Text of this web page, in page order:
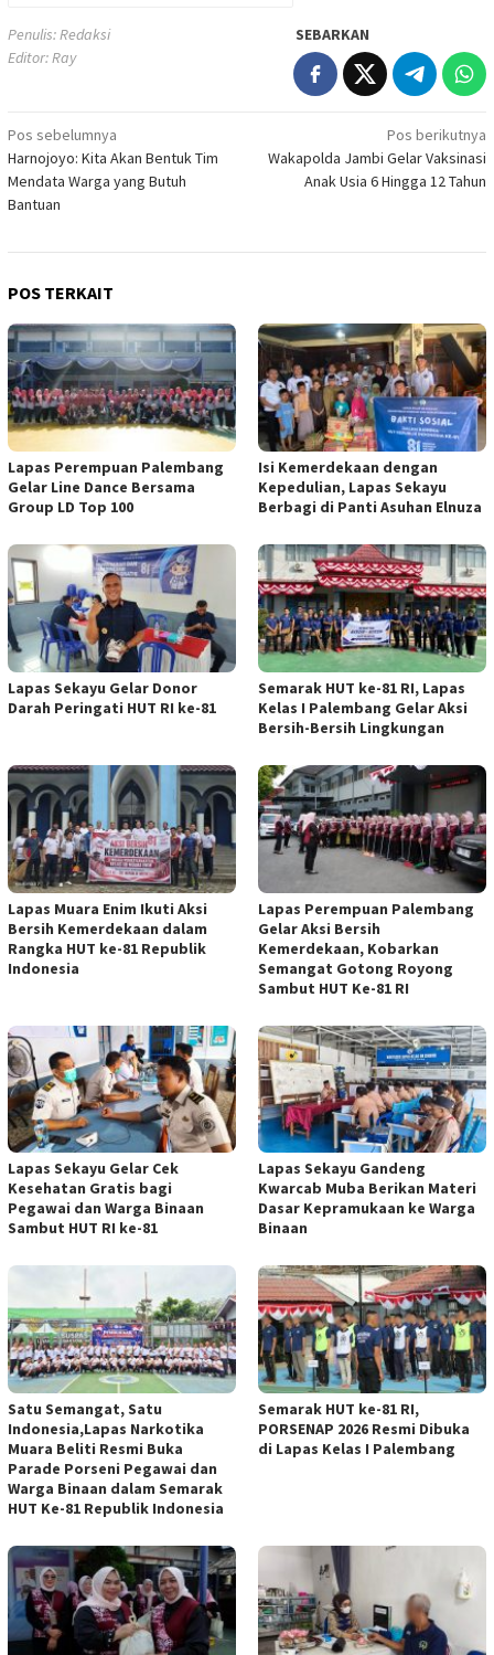
Penulis: Redaksi
Editor: Ray
SEBARKAN
Navigasi
pos
Pos sebelumnya
Harnojoyo: Kita Akan Bentuk Tim
Mendata Warga yang Butuh
Bantuan
Pos berikutnya
Wakapolda Jambi Gelar Vaksinasi
Anak Usia 6 Hingga 12 Tahun
POS TERKAIT
Lapas Perempuan Palembang
Gelar Line Dance Bersama
Group LD Top 100
Isi Kemerdekaan dengan
Kepedulian, Lapas Sekayu
Berbagi di Panti Asuhan Elnuza
Lapas Sekayu Gelar Donor
Darah Peringati HUT RI ke-81
Semarak HUT ke-81 RI, Lapas
Kelas I Palembang Gelar Aksi
Bersih-Bersih Lingkungan
Lapas Muara Enim Ikuti Aksi
Bersih Kemerdekaan dalam
Rangka HUT ke-81 Republik
Indonesia
Lapas Perempuan Palembang
Gelar Aksi Bersih
Kemerdekaan, Kobarkan
Semangat Gotong Royong
Sambut HUT Ke-81 RI
Lapas Sekayu Gelar Cek
Kesehatan Gratis bagi
Pegawai dan Warga Binaan
Sambut HUT RI ke-81
Lapas Sekayu Gandeng
Kwarcab Muba Berikan Materi
Dasar Kepramukaan ke Warga
Binaan
Satu Semangat, Satu
Indonesia,Lapas Narkotika
Muara Beliti Resmi Buka
Parade Porseni Pegawai dan
Warga Binaan dalam Semarak
HUT Ke-81 Republik Indonesia
Semarak HUT ke-81 RI,
PORSENAP 2026 Resmi Dibuka
di Lapas Kelas I Palembang